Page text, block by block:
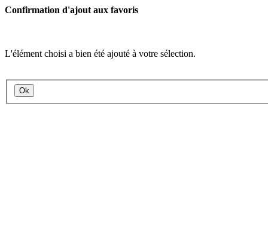
Confirmation d'ajout aux favoris
L'élément choisi a bien été ajouté à votre sélection.